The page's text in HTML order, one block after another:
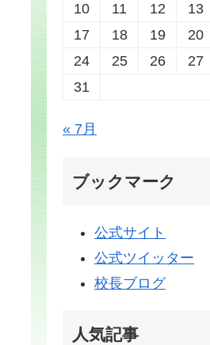
10
11 12 13
17
18 19 20
24
25 26 27
31
« 7月
ブックマーク
公式サイト
公式ツイッター
校長ブログ
人気記事